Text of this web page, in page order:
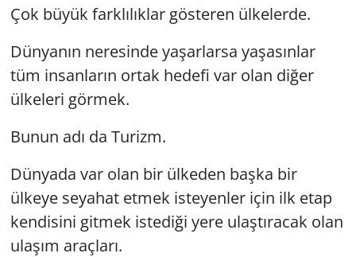
Çok büyük farklılıklar gösteren ülkelerde.
Dünyanın neresinde yaşarlarsa yaşasınlar
tüm insanların ortak hedefi var olan diğer
ülkeleri görmek.
Bunun adı da Turizm.
Dünyada var olan bir ülkeden başka bir
ülkeye seyahat etmek isteyenler için ilk etap
kendisini gitmek istediği yere ulaştıracak olan
ulaşım araçları.
POLİTİKA
RESMİ İLANLAR
SAĞLIK
SİYASET
SPOR
Yerel